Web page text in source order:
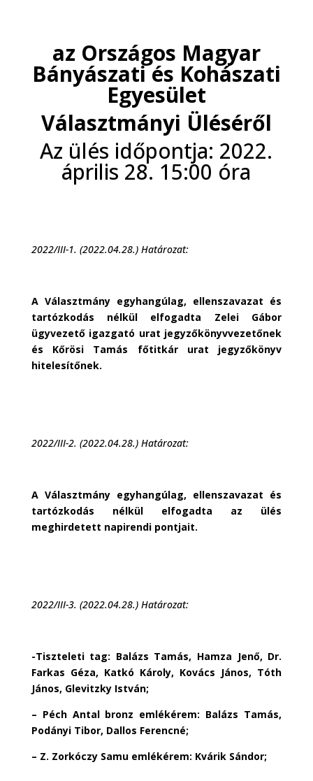
az Országos Magyar
Bányászati és Kohászati
Egyesület
Választmányi Üléséről
Az ülés időpontja: 2022.
április 28. 15:00 óra
2022/III-1. (2022.04.28.) Határozat:
A Választmány egyhangúlag, ellenszavazat és
tartózkodás nélkül elfogadta Zelei Gábor
ügyvezető igazgató urat jegyzőkönyvvezetőnek
és Kőrösi Tamás főtitkár urat jegyzőkönyv
hitelesítőnek.
2022/III-2. (2022.04.28.) Határozat:
A Választmány egyhangúlag, ellenszavazat és
tartózkodás nélkül elfogadta az ülés
meghirdetett napirendi pontjait.
2022/III-3. (2022.04.28.) Határozat:
-Tiszteleti tag: Balázs Tamás, Hamza Jenő, Dr.
Farkas Géza, Katkó Károly, Kovács János, Tóth
János, Glevitzky István;
– Péch Antal bronz emlékérem: Balázs Tamás,
Podányi Tibor, Dallos Ferencné;
– Z. Zorkóczy Samu emlékérem: Kvárik Sándor;